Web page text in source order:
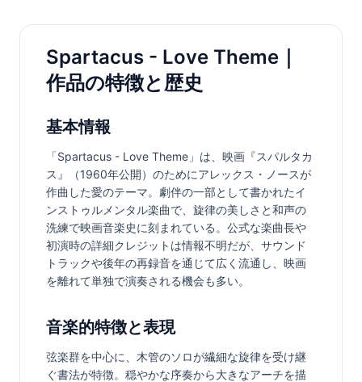
Spartacus - Love Theme｜
作品の特徴と歴史
基本情報
「Spartacus - Love Theme」は、映画『スパルタカ
ス』（1960年公開）のためにアレックス・ノースが
作曲した愛のテーマ。劇伴の一部として書かれたイ
ンストゥルメンタル楽曲で、旋律の美しさと和声の
洗練で映画音楽史に刻まれている。公式な楽曲長や
初演時の詳細クレジットは情報不明だが、サウンド
トラックや後年の再録音を通じて広く流通し、映画
を離れて単独で演奏される機会も多い。
音楽的特徴と表現
弦楽群を中心に、木管のソロが繊細な旋律を受け継
ぐ書法が特徴。穏やかな序奏から大きなアーチを描